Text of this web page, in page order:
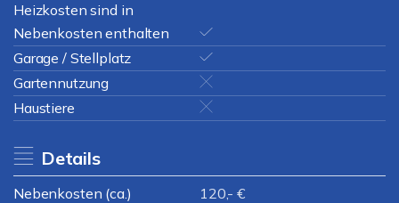
Heizkosten sind in
Nebenkosten enthalten
Garage / Stellplatz
Gartennutzung
Haustiere
Details
Nebenkosten (ca.)
120,- €